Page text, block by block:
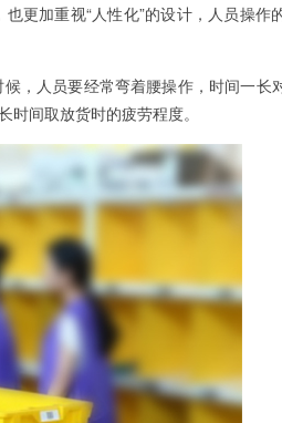
更加重视“人性化”的设计，人员操作
，人员要经常弯着腰操作，时间一长
间取放货时的疲劳程度。